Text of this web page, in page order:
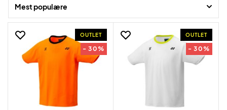
Mest populære
OUTLET
- 30%
OUTLET
- 30%